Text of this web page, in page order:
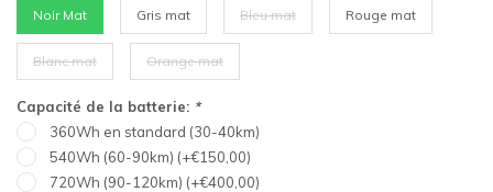
Noir Mat Gris mat Bleu mat Rouge mat
Blanc mat Orange mat
Capacité de la batterie: *
360Wh en standard (30-40km)
540Wh (60-90km) (+€150,00)
720Wh (90-120km) (+€400,00)